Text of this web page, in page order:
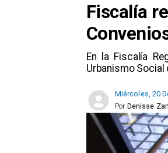
Fiscalía
En la Fiscalía
Urbanismo Social
Miércoles, 20
Denisse
Por